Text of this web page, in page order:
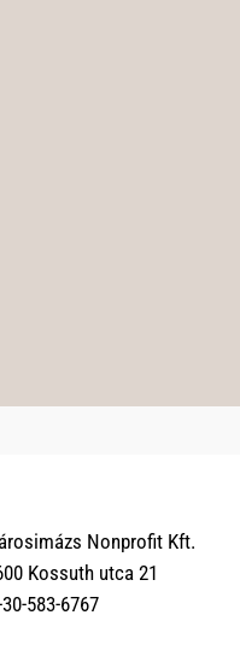
Nonprofit Kft.
Kossuth utca 21
583-6767